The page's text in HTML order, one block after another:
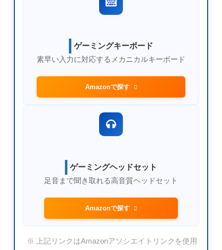
ゲーミングキーボード
素早い入力に対応するメカニカルキーボード
Amazonで探す
ゲーミングヘッドセット
足音まで聞き取れる高音質ヘッドセット
Amazonで探す
※ 上記リンクはAmazonアソシエイトリンクを使用